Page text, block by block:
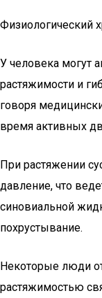
Физиологический
У человека могут
растяжимости и
говоря
время активных
При растяжении
давление, что
синовиальной
похрустывание.
Некоторые люди
растяжимостью